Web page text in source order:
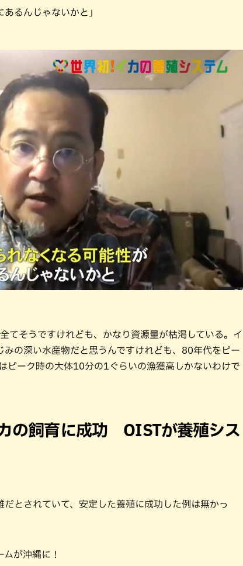
るんじゃないかと」
てそうですけれども、かなり資源量が枯渇している。イ
の深い水産物だと思うんですけれども、80年代をピー
ピーク時の大体10分の1ぐらいの漁獲高しかないわけで
の飼育に成功 OISTが養殖シス
とされていて、安定した養殖に成功した例は無かっ
が沖縄に！